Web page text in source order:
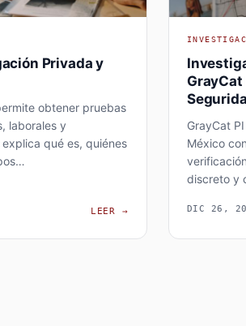
Privada y
obtener pruebas
laborales y
qué es, quiénes
LEER→ ¿QUÉ ES UNA
GrayCat
GrayCat
México
discreto y
DIC 26,